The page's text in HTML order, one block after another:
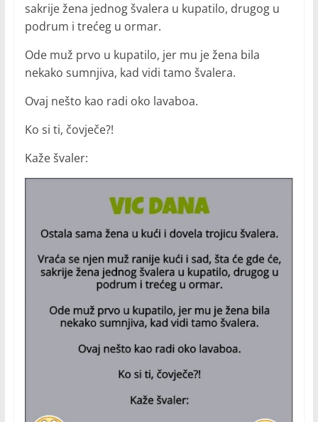
sakrije žena jednog švalera u kupatilo, drugog u
podrum i trećeg u ormar.
Ode muž prvo u kupatilo, jer mu je žena bila
nekako sumnjiva, kad vidi tamo švalera.
Ovaj nešto kao radi oko lavaboa.
Ko si ti, čovječe?!
Kaže švaler: